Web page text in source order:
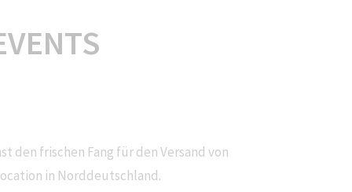
den frischen Fang für den Versand von
in Norddeutschland.